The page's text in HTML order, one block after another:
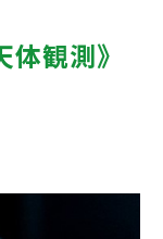
観測》